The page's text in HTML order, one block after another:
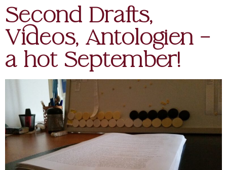
Second Drafts,
Videos, Antologien –
a hot September!